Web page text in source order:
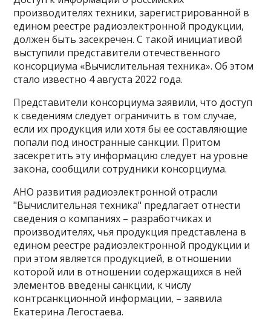
производителях техники, зарегистрированной в
едином реестре радиоэлектронной продукции,
должен быть засекречен. С такой инициативой
выступили представители отечественного
консорциума «Вычислительная техника». Об этом
стало известно 4 августа 2022 года.
Представители консорциума заявили, что доступ
к сведениям следует ограничить в том случае,
если их продукция или хотя бы ее составляющие
попали под иностранные санкции. Притом
засекретить эту информацию следует на уровне
закона, сообщили сотрудники консорциума.
АНО развития радиоэлектронной отрасли
"Вычислительная техника" предлагает отнести
сведения о компаниях – разработчиках и
производителях, чья продукция представлена в
едином реестре радиоэлектронной продукции и
при этом является продукцией, в отношении
которой или в отношении содержащихся в ней
элементов введены санкции, к числу
контрсанкционной информации, – заявила
Екатерина Легостаева.